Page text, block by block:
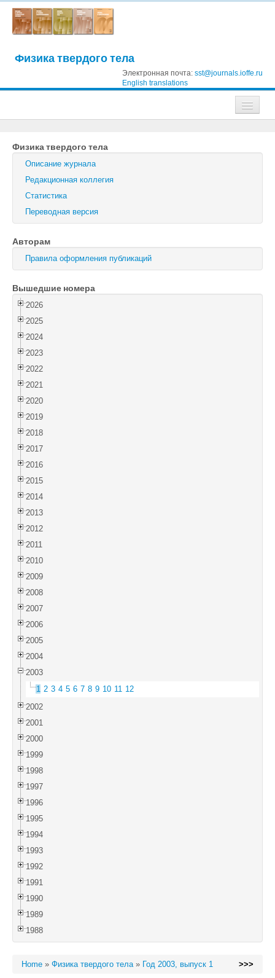
Физика твердого тела
Электронная почта: sst@journals.ioffe.ru
English translations
Журнал технической физики
Письма в Журнал технической физики
Физика твердого тела
Физика и техника полупроводников
Оптика и спектроскопия
Поиск
Войти
Физика твердого тела
Описание журнала
Редакционная коллегия
Статистика
Переводная версия
Авторам
Правила оформления публикаций
Вышедшие номера
2026
2025
2024
2023
2022
2021
2020
2019
2018
2017
2016
2015
2014
2013
2012
2011
2010
2009
2008
2007
2006
2005
2004
2003
1 2 3 4 5 6 7 8 9 10 11 12
2002
2001
2000
1999
1998
1997
1996
1995
1994
1993
1992
1991
1990
1989
1988
Home » Физика твердого тела» Год 2003, выпуск 1 >>>